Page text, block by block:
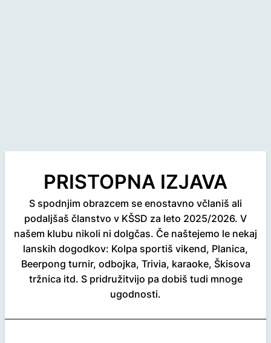
PRISTOPNA IZJAVA
S spodnjim obrazcem se enostavno včlaniš ali
podaljšaš članstvo v KŠSD za leto 2025/2026. V
našem klubu nikoli ni dolgčas. Če naštejemo le nekaj
lanskih dogodkov: Kolpa sportiš vikend, Planica,
Beerpong turnir, odbojka, Trivia, karaoke, Škisova
tržnica itd. S pridružitvijo pa dobiš tudi mnoge
ugodnosti.